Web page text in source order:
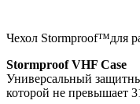
Чехол Stormproof™для
Stormproof VHF Case
Универсальный
которой не превышает